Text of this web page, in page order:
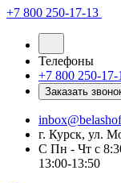
+7 800 250-17-13
Телефоны
+7 800 250-17-
Заказать
г. Курск, ул.
C Пн - Чт с
13:00-13:50